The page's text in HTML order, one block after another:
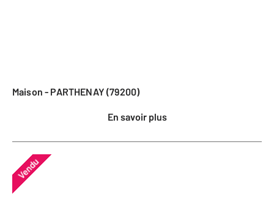
Maison - PARTHENAY (79200)
En savoir plus
Vendu